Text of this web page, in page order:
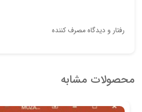
رفتار و دیدگاه مصرف کننده
محصولات مشابه